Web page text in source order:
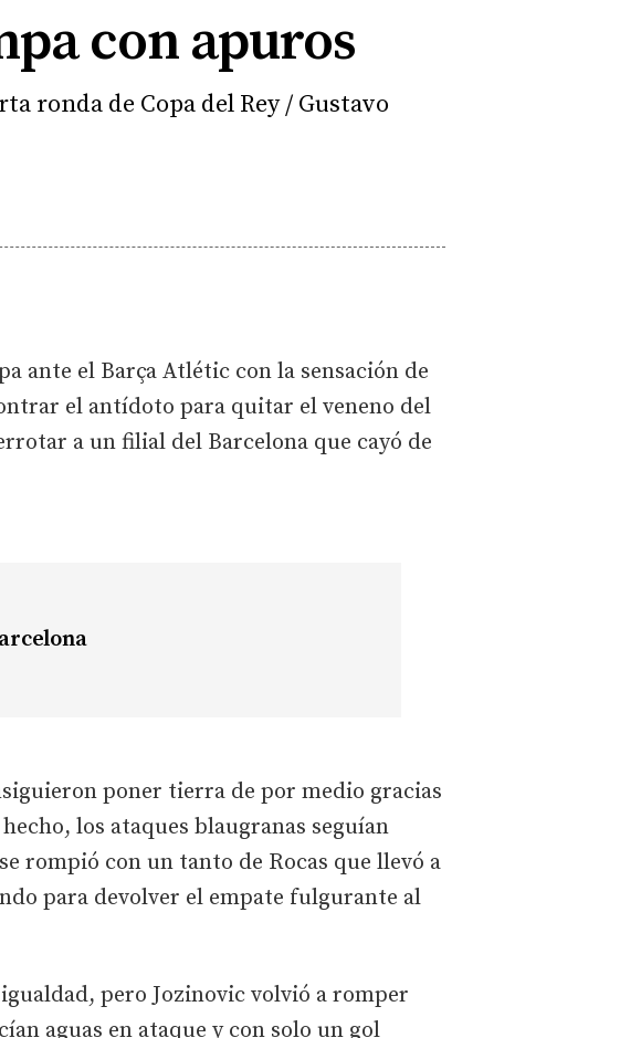
con apuros
ronda de Copa del Rey / Gustavo
ante el Barça Atlétic con la sensación de
el antídoto para quitar el veneno del
a un filial del Barcelona que cayó de
poner tierra de por medio gracias
los ataques blaugranas seguían
rompió con un tanto de Rocas que llevó a
para devolver el empate fulgurante al
pero Jozinovic volvió a romper
aguas en ataque y con solo un gol